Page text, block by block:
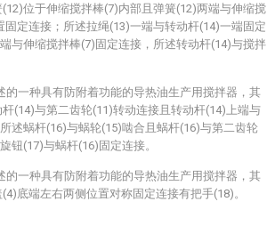
位于伸缩搅拌棒(7)内部且弹簧(12)两端与伸缩搅
固定连接；所述拉绳(13)一端与转动杆(14)一端固定
与伸缩搅拌棒(7)固定连接，所述转动杆(14)与搅拌
的一种具有防附着功能的导热油生产用搅拌器，其
(14)与第二齿轮(11)转动连接且转动杆(14)上端与
述蜗杆(16)与蜗轮(15)啮合且蜗杆(16)与第二齿轮
钮(17)与蜗杆(16)固定连接。
的一种具有防附着功能的导热油生产用搅拌器，其
底端左右两侧位置对称固定连接有把手(18)。